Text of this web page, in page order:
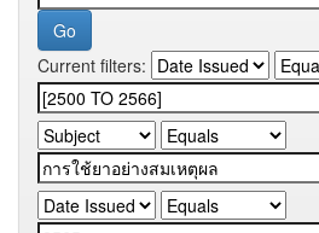
Current filters: